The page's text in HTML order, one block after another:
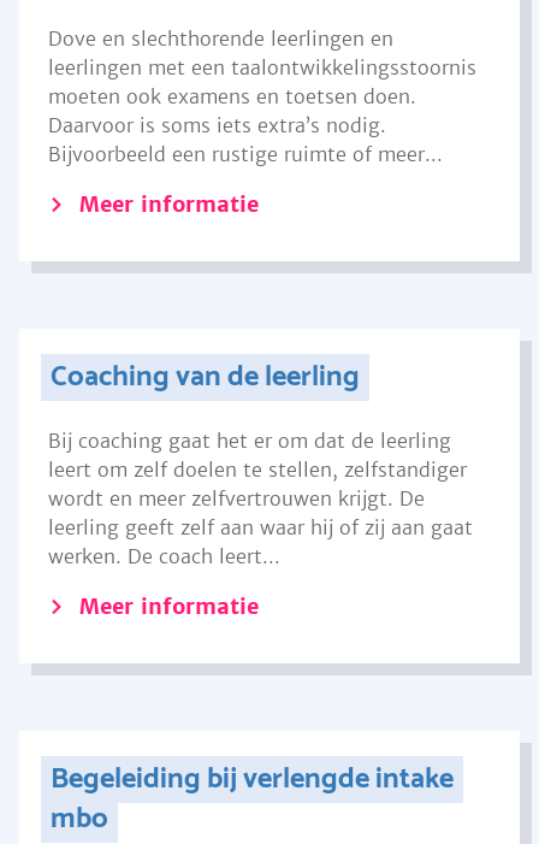
Dove en slechthorende leerlingen en
leerlingen met een taalontwikkelingsstoornis
moeten ook examens en toetsen doen.
Daarvoor is soms iets extra’s nodig.
Bijvoorbeeld een rustige ruimte of meer...
Meer informatie
Coaching van de leerling
Bij coaching gaat het er om dat de leerling
leert om zelf doelen te stellen, zelfstandiger
wordt en meer zelfvertrouwen krijgt. De
leerling geeft zelf aan waar hij of zij aan gaat
werken. De coach leert...
Meer informatie
Begeleiding bij verlengde intake
mbo